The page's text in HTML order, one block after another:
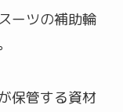
ーツの補助輪
保管する資材